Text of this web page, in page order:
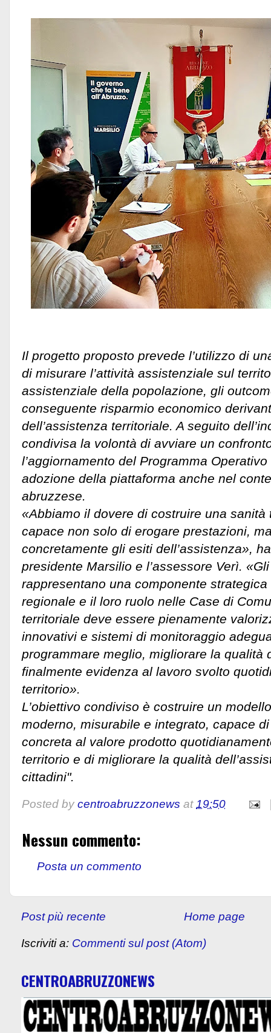
Il progetto proposto prevede l’utilizzo di
di misurare l’attività assistenziale sul
assistenziale della popolazione, gli
conseguente risparmio economico
dell’assistenza territoriale. A seguito
condivisa la volontà di avviare un
l’aggiornamento del Programma
adozione della piattaforma anche nel
abruzzese.
«Abbiamo il dovere di costruire una sanità
capace non solo di erogare prestazioni,
concretamente gli esiti dell’assistenza»,
presidente Marsilio e l’assessore Verì.
rappresentano una componente
regionale e il loro ruolo nelle Case di
territoriale deve essere pienamente
innovativi e sistemi di monitoraggio
programmare meglio, migliorare la qualità
finalmente evidenza al lavoro svolto
territorio».
L’obiettivo condiviso è costruire un
moderno, misurabile e integrato, capace
concreta al valore prodotto
territorio e di migliorare la qualità
cittadini".
Posted by centroabruzzonews at19:50
Nessun commento:
Posta un commento
Post più recente Home page
Iscriviti a: Commenti sul post (Atom)
CENTROABRUZZONEWS